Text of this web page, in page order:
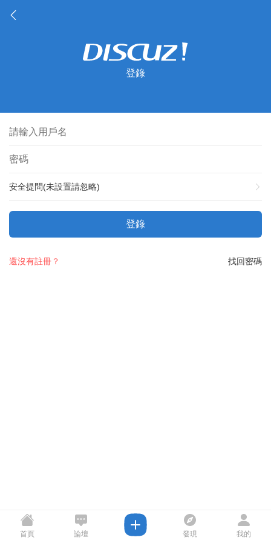
登錄
安全提問(未設置請忽略)
登錄
找回密碼
還沒有註冊？
首頁 論壇 發現 我的